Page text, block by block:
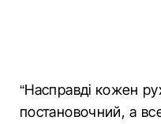
“Насправді кожен
постановочний, а